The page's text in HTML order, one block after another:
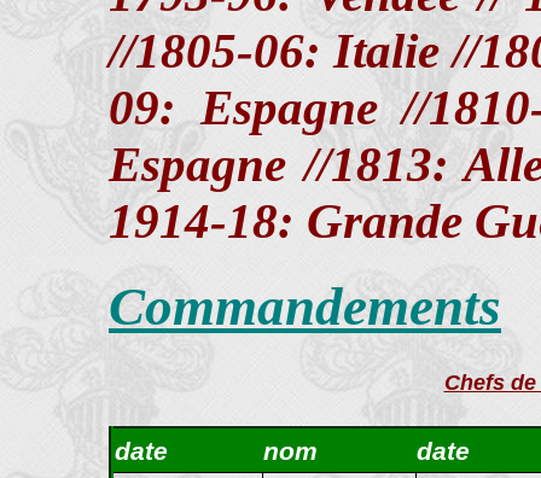
//1805-06: Italie //
09: Espagne //
Espagne //1813:
1914-18: Grande
Commandements
Chefs
date nom date